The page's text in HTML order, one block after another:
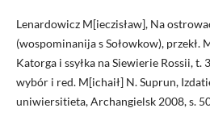
Lenardowicz M[ieczisław], Na
(wospominanija s Sołowkow), przekł.
Katorga i ssyłka na Siewierie Rossii,
wybór i red. M[ichaił] N. Suprun,
uniwiersitieta, Archangielsk 2008, s.